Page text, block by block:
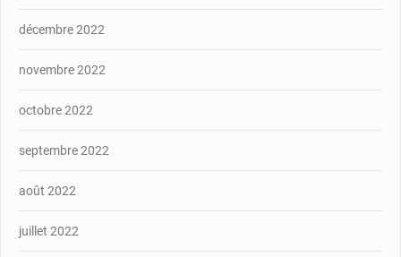
décembre 2022
novembre 2022
octobre 2022
septembre 2022
août 2022
juillet 2022